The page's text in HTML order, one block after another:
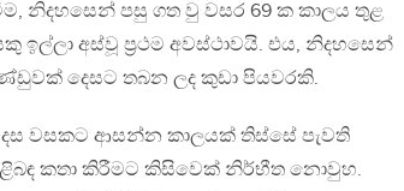
නිදහසෙන් පසු ගත වු වසර 69 ක කාලය තුළ
ඉල්ලා අස්වූ ප‍්‍රථම අවස්ථාවයි. එය, නිදහසෙන්
දෙසට තබන ලද කුඩා පියවරකි.
දස වසකට ආසන්න කාලයක් තිස්සේ පැවති
කතා කිරීමට කිසිවෙක් නිර්භීත නොවුහ.